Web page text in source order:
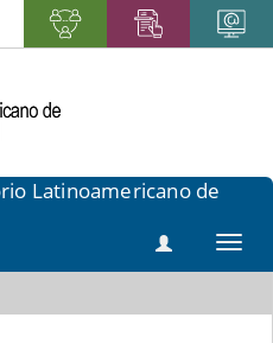
Latinoamericano de